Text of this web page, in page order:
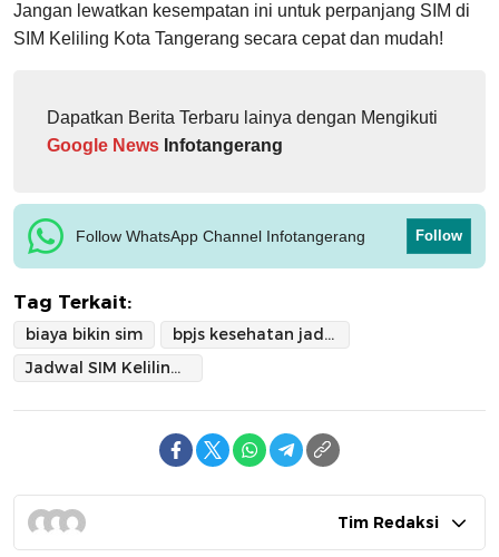
Jangan lewatkan kesempatan ini untuk perpanjang SIM di
SIM Keliling Kota Tangerang secara cepat dan mudah!
Dapatkan Berita Terbaru lainya dengan Mengikuti
Google News Infotangerang
Follow WhatsApp Channel Infotangerang Follow
Tag Terkait:
biaya bikin sim
bpjs kesehatan jadi syarat bikin sim
Jadwal SIM Keliling Kota Tangerang
Tim Redaksi